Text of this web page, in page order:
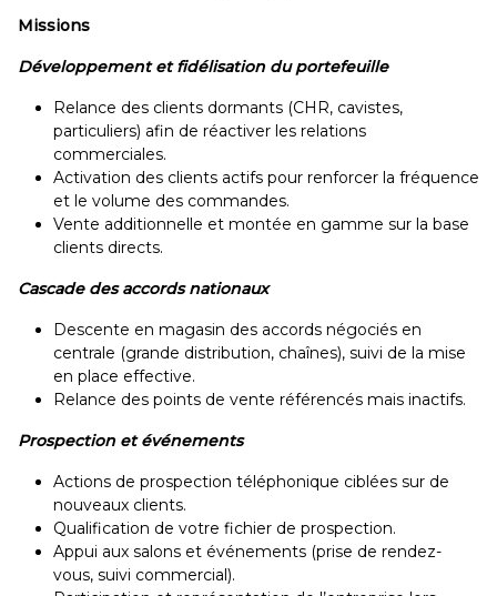
Missions
Développement et fidélisation du portefeuille
Relance des clients dormants (CHR, cavistes,
particuliers) afin de réactiver les relations
commerciales.
Activation des clients actifs pour renforcer la fréquence
et le volume des commandes.
Vente additionnelle et montée en gamme sur la base
clients directs.
Cascade des accords nationaux
Descente en magasin des accords négociés en
centrale (grande distribution, chaînes), suivi de la mise
en place effective.
Relance des points de vente référencés mais inactifs.
Prospection et événements
Actions de prospection téléphonique ciblées sur de
nouveaux clients.
Qualification de votre fichier de prospection.
Appui aux salons et événements (prise de rendez-
vous, suivi commercial).